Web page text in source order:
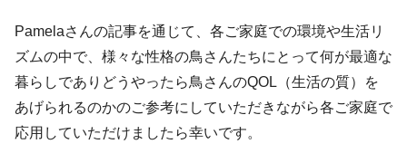
Pamelaさんの記事を通じて、各ご家庭での環境や生活リ
ズムの中で、様々な性格の鳥さんたちにとって何が最適な
暮らしでありどうやったら鳥さんのQOL（生活の質）を
あげられるのかのご参考にしていただきながら各ご家庭で
応用していただけましたら幸いです。